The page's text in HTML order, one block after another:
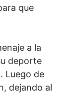
que
a la
deporte
Luego de
dejando al